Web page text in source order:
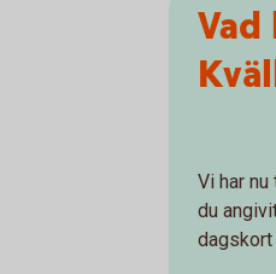
Vi har
du
dagskort